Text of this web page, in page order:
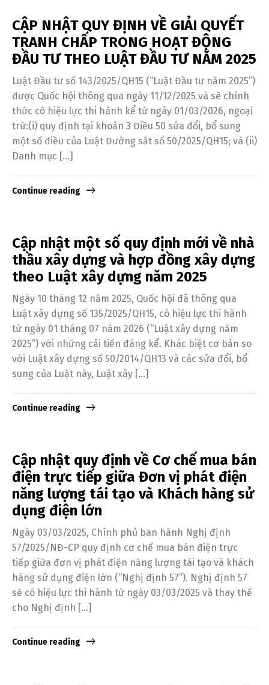
CẬP NHẬT QUY ĐỊNH VỀ GIẢI QUYẾT
TRANH CHẤP TRONG HOẠT ĐỘNG
ĐẦU TƯ THEO LUẬT ĐẦU TƯ NĂM 2025
Luật Đầu tư số 143/2025/QH15 (“Luật Đầu tư năm 2025”)
được Quốc hội thông qua ngày 11/12/2025 và sẽ chính
thức có hiệu lực thi hành kể từ ngày 01/03/2026, ngoại
trừ:(i) quy định tại khoản 3 Điều 50 sửa đổi, bổ sung
một số điều của Luật Đường sắt số 50/2025/QH15; và (ii)
Danh mục […]
Continue reading
Cập nhật một số quy định mới về nhà
thầu xây dựng và hợp đồng xây dựng
theo Luật xây dựng năm 2025
Ngày 10 tháng 12 năm 2025, Quốc hội đã thông qua
Luật xây dựng số 135/2025/QH15, có hiệu lực thi hành
từ ngày 01 tháng 07 năm 2026 (“Luật xây dựng năm
2025”) với những cải tiến đáng kể. Khác biệt cơ bản so
với Luật xây dựng số 50/2014/QH13 và các sửa đổi, bổ
sung của Luật này, Luật xây […]
Continue reading
Cập nhật quy định về Cơ chế mua bán
điện trực tiếp giữa Đơn vị phát điện
năng lượng tái tạo và Khách hàng sử
dụng điện lớn
Ngày 03/03/2025, Chính phủ ban hành Nghị định
57/2025/NĐ-CP quy định cơ chế mua bán điện trực
tiếp giữa đơn vị phát điện năng lượng tái tạo và khách
hàng sử dụng điện lớn (“Nghị định 57”). Nghị định 57
sẽ có hiệu lực thi hành từ ngày 03/03/2025 và thay thế
cho Nghị định […]
Continue reading
Switch The Language
English